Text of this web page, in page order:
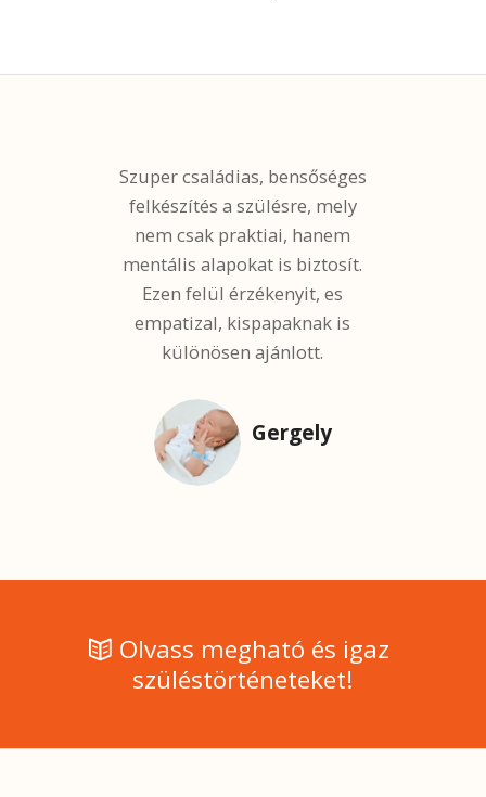
Szuper családias, bensőséges
felkészítés a szülésre, mely
nem csak praktiai, hanem
mentális alapokat is biztosít.
Ezen felül érzékenyit, es
empatizal, kispapaknak is
különösen ajánlott.
Gergely
Olvass megható és igaz
szüléstörténeteket!